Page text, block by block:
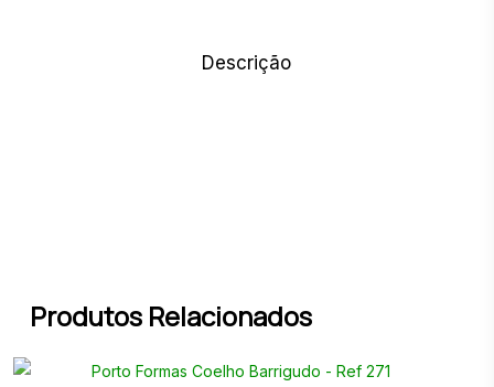
Descrição
Produtos Relacionados